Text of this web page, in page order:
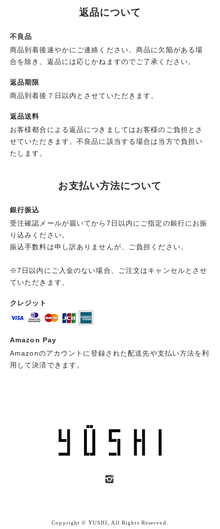
返品について
不良品
商品到着後速やかにご連絡ください。商品に欠陥がある場
合を除き、返品には応じかねますのでご了承ください。
返品期限
商品到着後７日以内とさせていただきます。
返品送料
お客様都合による返品につきましてはお客様のご負担とさ
せていただきます。不良品に該当する場合は当方で負担い
たします。
お支払い方法について
銀行振込
受注確認メールが届いてから7日以内にご指定の銀行にお振
り込みください。
振込手数料は申し訳ありませんが、ご負担ください。
※7日以内にご入金のない場合、ご注文はキャンセルとさせ
ていただきます。
クレジット
Amazon Pay
Amazonのアカウントに登録された配送先や支払い方法を利
用して決済できます。
Copyright © YUSHI, All Rights Reserved.